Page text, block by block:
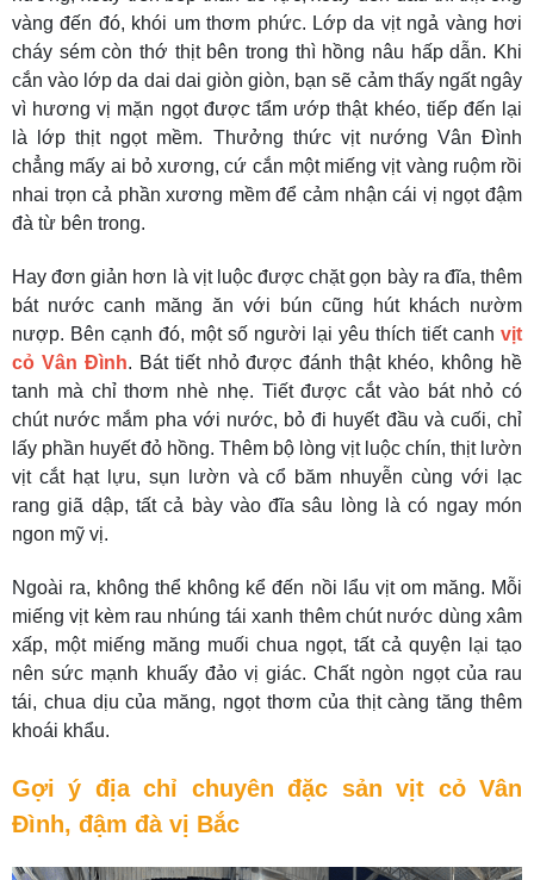
vàng đến đó, khói um thơm phức. Lớp da vịt ngả vàng hơi
cháy sém còn thớ thịt bên trong thì hồng nâu hấp dẫn. Khi
cắn vào lớp da dai dai giòn giòn, bạn sẽ cảm thấy ngất ngây
vì hương vị mặn ngọt được tẩm ướp thật khéo, tiếp đến lại
là lớp thịt ngọt mềm. Thưởng thức vịt nướng Vân Đình
chẳng mấy ai bỏ xương, cứ cắn một miếng vịt vàng ruộm rồi
nhai trọn cả phần xương mềm để cảm nhận cái vị ngọt đậm
đà từ bên trong.
Hay đơn giản hơn là vịt luộc được chặt gọn bày ra đĩa, thêm
bát nước canh măng ăn với bún cũng hút khách nườm
nượp. Bên cạnh đó, một số người lại yêu thích tiết canh vịt
cỏ Vân Đình. Bát tiết nhỏ được đánh thật khéo, không hề
tanh mà chỉ thơm nhè nhẹ. Tiết được cắt vào bát nhỏ có
chút nước mắm pha với nước, bỏ đi huyết đầu và cuối, chỉ
lấy phần huyết đỏ hồng. Thêm bộ lòng vịt luộc chín, thịt lườn
vịt cắt hạt lựu, sụn lườn và cổ băm nhuyễn cùng với lạc
rang giã dập, tất cả bày vào đĩa sâu lòng là có ngay món
ngon mỹ vị.
Ngoài ra, không thể không kể đến nồi lẩu vịt om măng. Mỗi
miếng vịt kèm rau nhúng tái xanh thêm chút nước dùng xâm
xấp, một miếng măng muối chua ngọt, tất cả quyện lại tạo
nên sức mạnh khuấy đảo vị giác. Chất ngòn ngọt của rau
tái, chua dịu của măng, ngọt thơm của thịt càng tăng thêm
khoái khẩu.
Gợi ý địa chỉ chuyên đặc sản vịt cỏ Vân
Đình, đậm đà vị Bắc